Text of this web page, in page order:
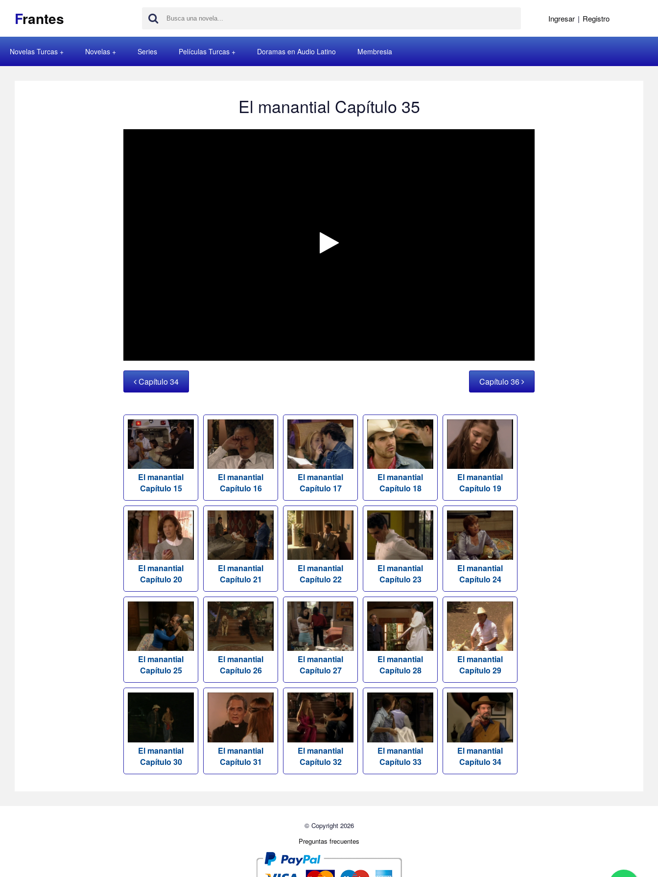
Frantes Ingresar | Registro
Novelas Turcas Novelas Series Películas Turcas Doramas en Audio Latino Membresia
El manantial Capítulo 35
Capítulo 34 Capítulo 36
El manantial
Capítulo 15
El manantial
Capítulo 16
El manantial
Capítulo 17
El manantial
Capítulo 18
El manantial
Capítulo 19
El manantial
Capítulo 20
El manantial
Capítulo 21
El manantial
Capítulo 22
El manantial
Capítulo 23
El manantial
Capítulo 24
El manantial
Capítulo 25
El manantial
Capítulo 26
El manantial
Capítulo 27
El manantial
Capítulo 28
El manantial
Capítulo 29
El manantial
Capítulo 30
El manantial
Capítulo 31
El manantial
Capítulo 32
El manantial
Capítulo 33
El manantial
Capítulo 34
© Copyright 2026
Preguntas frecuentes